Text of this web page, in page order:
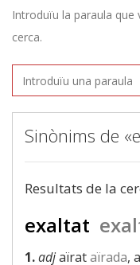
Introduïu la paraula que
cerca.
Sinònims de
Resultats de la
exaltat
1.adjaïrataïrada,